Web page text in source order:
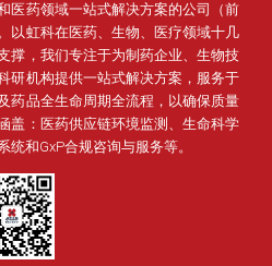
医药领域一站式解决方案的公司（前
以虹科在医药、生物、医疗领域十几
撑，我们专注于为制药企业、生物技
研机构提供一站式解决方案，服务于
药品全生命周期全流程，以确保质量
盖：医药供应链环境监测、生命科学
和GxP合规咨询与服务等。